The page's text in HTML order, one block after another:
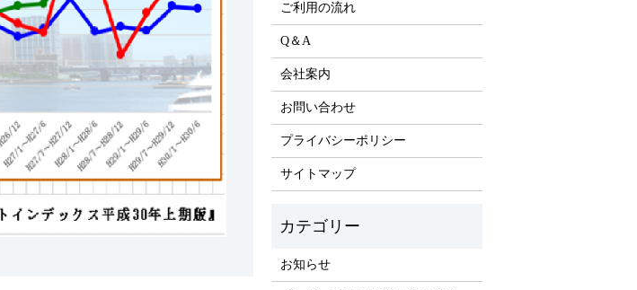
ご利用の流れ
Q＆A
会社案内
お問い合わせ
プライバシーポリシー
サイトマップ
お知らせ